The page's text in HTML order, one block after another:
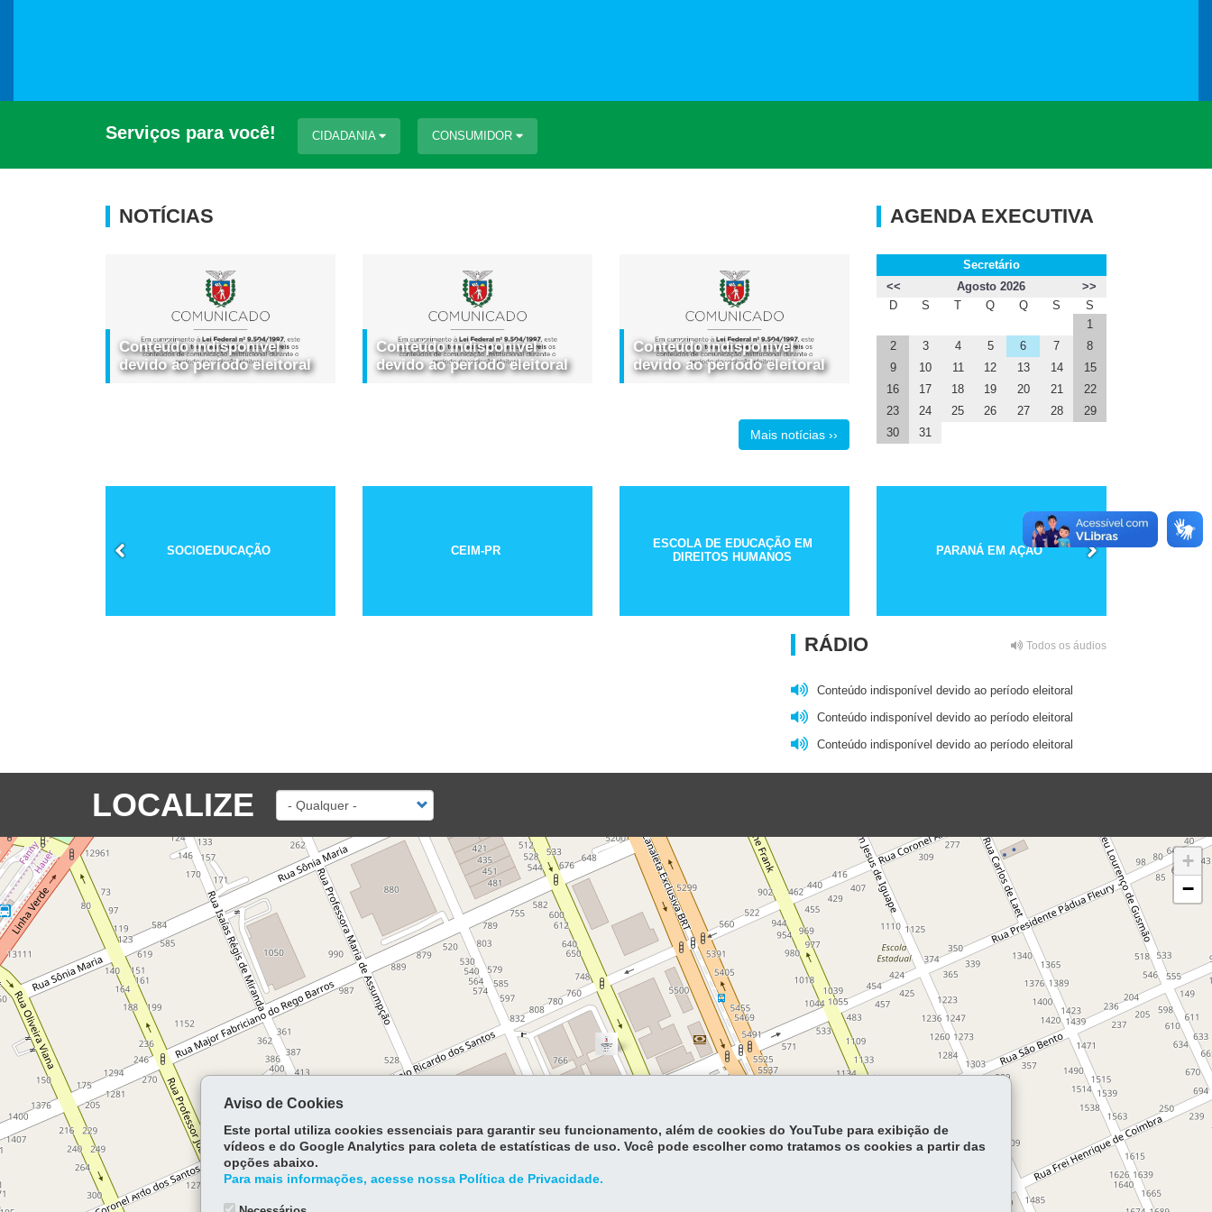
Serviços para você! CIDADANIA CONSUMIDOR
NOTÍCIAS
Conteúdo indisponível
devido ao período eleitoral
Conteúdo indisponível
devido ao período eleitoral
Conteúdo indisponível
devido ao período eleitoral
Mais notícias ››
AGENDA EXECUTIVA
Secretário
<<
Agosto 2026
>>
D
S T Q Q S
S
1
2
3 4 5 6 7
8
9
10 11 12 13 14
15
16
17 18 19 20 21
22
23
24 25 26 27 28
29
30
31
SOCIOEDUCAÇÃO CEIM-PR
ESCOLA DE EDUCAÇÃO EM
DIREITOS HUMANOS
PARANÁ EM AÇÃO
RÁDIO Todos os áudios
Conteúdo indisponível devido ao período eleitoral
Conteúdo indisponível devido ao período eleitoral
Conteúdo indisponível devido ao período eleitoral
LOCALIZE
+
−
Aviso de Cookies
Este portal utiliza cookies essenciais para garantir seu funcionamento, além de cookies do YouTube para exibição de
vídeos e do Google Analytics para coleta de estatísticas de uso. Você pode escolher como tratamos os cookies a partir das
opções abaixo.
Para mais informações, acesse nossa Política de Privacidade.